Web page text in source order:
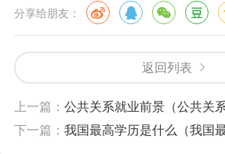
Y、Z。
个英文字母的大写字母 A、B、C、D
J、K、L、M、N、O、P、Q、R、S
小写：a、b、c、d、e、f、g、h、i
分享给朋友：
返回列表
上一篇： 公共关系就业前景（公共关
下一篇： 我国最高学历是什么（我国最高学历